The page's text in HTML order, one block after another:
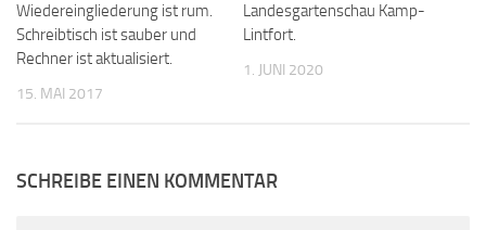
Wiedereingliederung ist rum.
Schreibtisch ist sauber und
Rechner ist aktualisiert.
15. MAI 2017
Landesgartenschau Kamp-
Lintfort.
1. JUNI 2020
SCHREIBE EINEN KOMMENTAR